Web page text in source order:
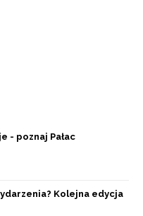
- poznaj Pałac
Kolejna edycja